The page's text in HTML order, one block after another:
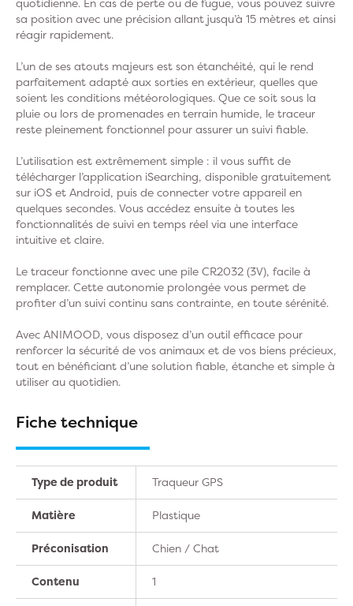
sa position avec une précision allant jusqu’à 15 mètres et ainsi
réagir rapidement.
L’un de ses atouts majeurs est son étanchéité, qui le rend
parfaitement adapté aux sorties en extérieur, quelles que
soient les conditions météorologiques. Que ce soit sous la
pluie ou lors de promenades en terrain humide, le traceur
reste pleinement fonctionnel pour assurer un suivi fiable.
L’utilisation est extrêmement simple : il vous suffit de
télécharger l’application iSearching, disponible gratuitement
sur iOS et Android, puis de connecter votre appareil en
quelques secondes. Vous accédez ensuite à toutes les
fonctionnalités de suivi en temps réel via une interface
intuitive et claire.
Le traceur fonctionne avec une pile CR2032 (3V), facile à
remplacer. Cette autonomie prolongée vous permet de
profiter d’un suivi continu sans contrainte, en toute sérénité.
Avec ANIMOOD, vous disposez d’un outil efficace pour
renforcer la sécurité de vos animaux et de vos biens précieux,
tout en bénéficiant d’une solution fiable, étanche et simple à
utiliser au quotidien.
Fiche technique
Type de produit Traqueur GPS
Matière Plastique
Préconisation Chien / Chat
Contenu 1